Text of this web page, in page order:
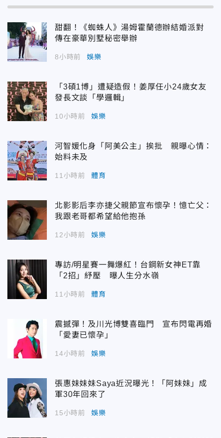
甜翻！《蜘蛛人》湯姆霍蘭德辦結婚派對
傳在豪華別墅秘密舉辦
8小時前 娛樂
「3碩1博」遭疑造假！姜厚任小24歲女友
發長文談「學邏輯」
10小時前 娛樂
河智媛化身「阿美公主」挨批 親曝心情：
始料未及
11小時前 體育
北影影后李亦捷父親節宣布懷孕！憶亡父：
我跟老哥都希望給他抱孫
12小時前 娛樂
專訪/明星賽一舞爆紅！台鋼新女神ET靠
「2招」紓壓 曝人生分水嶺
11小時前 體育
震撼彈！及川光博雙喜臨門 宣布閃電再婚
「愛妻已懷孕」
14小時前 娛樂
張惠妹妹妹Saya近況曝光！「阿妹妹」成
軍30年回來了
15小時前 娛樂